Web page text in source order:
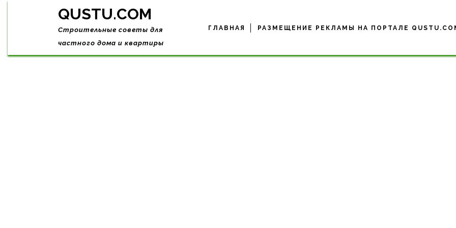
Skip
QUSTU.COM
Строительные советы для
частного дома и квартиры
ГЛАВНАЯ РАЗМЕЩЕНИЕ РЕКЛАМЫ НА ПОРТАЛЕ